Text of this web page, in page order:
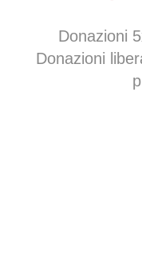
Donazioni
Donazioni